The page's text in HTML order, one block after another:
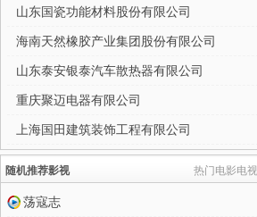
山东国瓷功能材料股份有限公司
海南天然橡胶产业集团股份有限公司
山东泰安银泰汽车散热器有限公司
重庆聚迈电器有限公司
上海国田建筑装饰工程有限公司
热门电影电
随机推荐影视
荡寇志